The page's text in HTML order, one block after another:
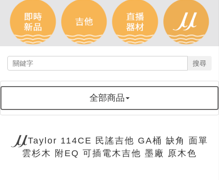
搜尋
全部商品
Taylor 114CE 民謠吉他 GA桶 缺角 面單
雲杉木 附EQ 可插電木吉他 墨廠 原木色